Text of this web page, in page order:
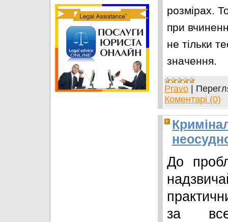
розмірах.
при
не тільки
значення.
Pravo |
Коментарі (0)
До
за